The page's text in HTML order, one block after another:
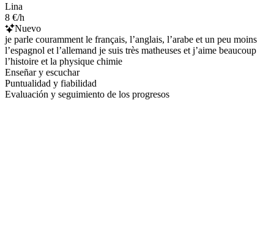
Lina
8 €/h
Nuevo
je parle couramment le français, l’anglais, l’arabe et un peu moins
l’espagnol et l’allemand je suis très matheuses et j’aime beaucoup
l’histoire et la physique chimie
Enseñar y escuchar
Puntualidad y fiabilidad
Evaluación y seguimiento de los progresos